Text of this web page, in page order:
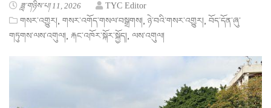
ཟླ་གཉིས་པ། 11, 2026
TYC Editor
གསར་འགྱུར། གསར་འགོད་གསལ་བསྒྲགས། ཉེ་བའི་གསར་འགྱུར། བོད་དོན་ཞུ་
གཏུགས་ལས་འགུལ། རྐང་འཁོར་སྐོར་སྐྱོད། ལས་འགུལ།